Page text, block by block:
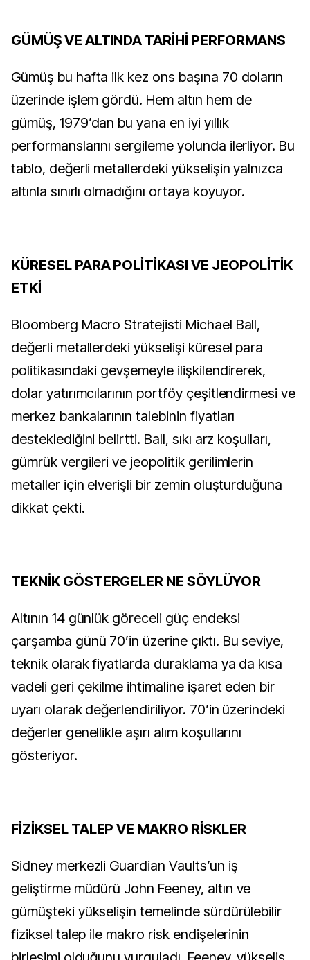
GÜMÜŞ VE ALTINDA TARİHİ PERFORMANS
Gümüş bu hafta ilk kez ons başına 70 doların
üzerinde işlem gördü. Hem altın hem de
gümüş, 1979’dan bu yana en iyi yıllık
performanslarını sergileme yolunda ilerliyor. Bu
tablo, değerli metallerdeki yükselişin yalnızca
altınla sınırlı olmadığını ortaya koyuyor.
KÜRESEL PARA POLİTİKASI VE JEOPOLİTİK
ETKİ
Bloomberg Macro Stratejisti Michael Ball,
değerli metallerdeki yükselişi küresel para
politikasındaki gevşemeyle ilişkilendirerek,
dolar yatırımcılarının portföy çeşitlendirmesi ve
merkez bankalarının talebinin fiyatları
desteklediğini belirtti. Ball, sıkı arz koşulları,
gümrük vergileri ve jeopolitik gerilimlerin
metaller için elverişli bir zemin oluşturduğuna
dikkat çekti.
TEKNİK GÖSTERGELER NE SÖYLÜYOR
Altının 14 günlük göreceli güç endeksi
çarşamba günü 70’in üzerine çıktı. Bu seviye,
teknik olarak fiyatlarda duraklama ya da kısa
vadeli geri çekilme ihtimaline işaret eden bir
uyarı olarak değerlendiriliyor. 70’in üzerindeki
değerler genellikle aşırı alım koşullarını
gösteriyor.
FİZİKSEL TALEP VE MAKRO RİSKLER
Sidney merkezli Guardian Vaults’un iş
geliştirme müdürü John Feeney, altın ve
gümüşteki yükselişin temelinde sürdürülebilir
fiziksel talep ile makro risk endişelerinin